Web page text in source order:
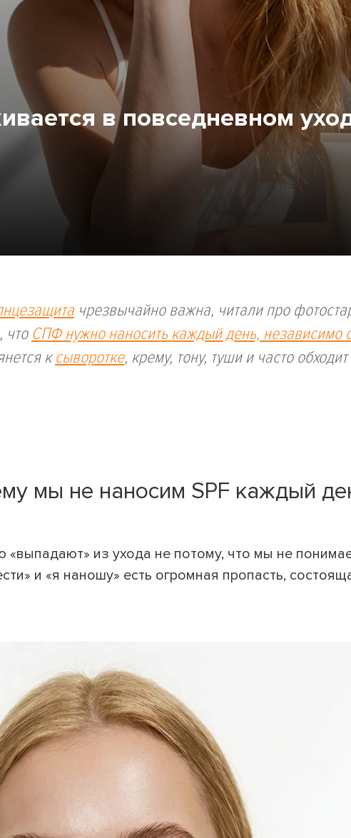
в повседневном
чрезвычайно важна, читали про
что СПФ нужно наносить каждый день, независимо
ксыворотке, крему, тону, туши и часто обходит
мы не наносим SPF каждый
«выпадают» из ухода не потому, что мы не
и «я наношу» есть огромная пропасть,